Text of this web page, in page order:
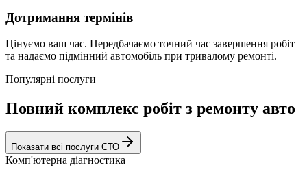
Дотримання термінів
Цінуємо ваш час. Передбачаємо точний час завершення робіт
та надаємо підмінний автомобіль при тривалому ремонті.
Популярні послуги
Повний комплекс робіт з ремонту авто
Показати всі послуги СТО
Комп'ютерна діагностика